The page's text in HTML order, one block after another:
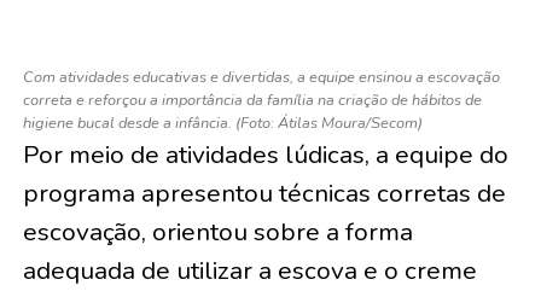
Com atividades educativas e divertidas, a equipe ensinou a escovação
correta e reforçou a importância da família na criação de hábitos de
higiene bucal desde a infância. (Foto: Átilas Moura/Secom)
Por meio de atividades lúdicas, a equipe do
programa apresentou técnicas corretas de
escovação, orientou sobre a forma
adequada de utilizar a escova e o creme